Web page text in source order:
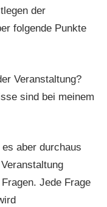
der
folgende Punkte
Veranstaltung?
sind bei meinem
aber durchaus
Jede Frage